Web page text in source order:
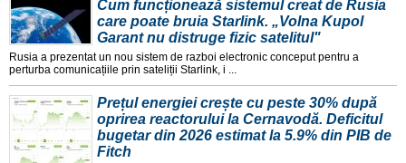
Cum funcționează sistemul creat de Rusia
care poate bruia Starlink. „Volna Kupol
Garant nu distruge fizic satelitul"
Rusia a prezentat un nou sistem de razboi electronic conceput pentru a
perturba comunicațiile prin sateliții Starlink, i ...
Prețul energiei crește cu peste 30% după
oprirea reactorului la Cernavodă. Deficitul
bugetar din 2026 estimat la 5.9% din PIB de
Fitch